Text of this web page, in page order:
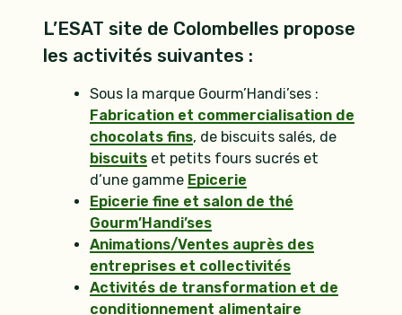
L’ESAT site de Colombelles propose
les activités suivantes :
Sous la marque Gourm’Handi’ses :
Fabrication et commercialisation de
chocolats fins, de biscuits salés, de
biscuits et petits fours sucrés et
d’une gamme Epicerie
Epicerie fine et salon de thé
Gourm’Handi’ses
Animations/Ventes auprès des
entreprises et collectivités
Activités de transformation et de
conditionnement alimentaire